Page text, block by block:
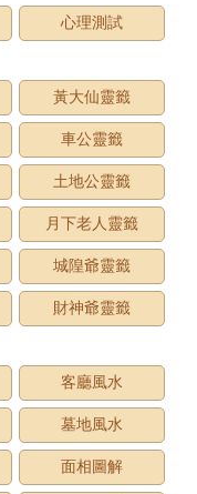
心理測試
黃大仙靈籤
車公靈籤
土地公靈籤
月下老人靈籤
城隍爺靈籤
財神爺靈籤
客廳風水
墓地風水
面相圖解